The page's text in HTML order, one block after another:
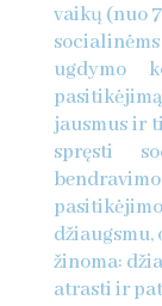
vaikų (nuo
ugdymo
jausmus ir
spręsti
žinoma:
atrasti ir